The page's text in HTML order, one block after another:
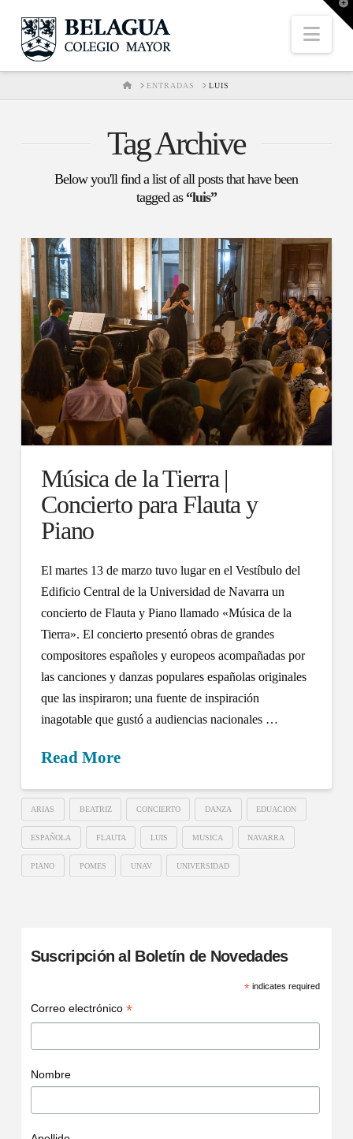
HOMEENTRADAS LUIS
Tag Archive
Below you'll find a list of all posts that have been
tagged as “luis”
Música de la Tierra |
Concierto para Flauta y
Piano
El martes 13 de marzo tuvo lugar en el Vestíbulo del
Edificio Central de la Universidad de Navarra un
concierto de Flauta y Piano llamado «Música de la
Tierra». El concierto presentó obras de grandes
compositores españoles y europeos acompañadas por
las canciones y danzas populares españolas originales
que las inspiraron; una fuente de inspiración
inagotable que gustó a audiencias nacionales …
Read More
ARIAS BEATRIZ CONCIERTO DANZA EDUACION
ESPAÑOLA FLAUTA LUIS MUSICA NAVARRA
PIANO POMES UNAV UNIVERSIDAD
Suscripción al Boletín de Novedades
*indicates required
Correo electrónico *
Nombre